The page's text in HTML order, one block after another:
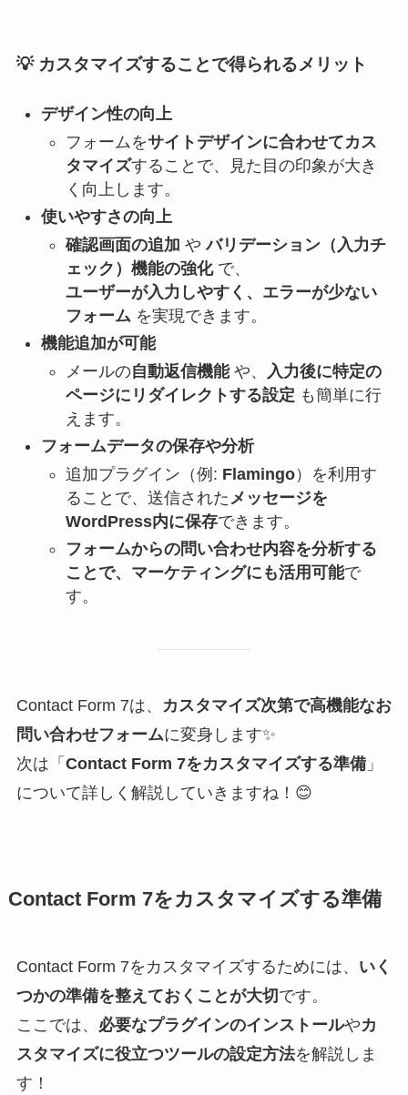
💡 カスタマイズすることで得られるメリット
デザイン性の向上
フォームをサイトデザインに合わせてカス
タマイズすることで、見た目の印象が大き
く向上します。
使いやすさの向上
確認画面の追加 やバリデーション（入力チ
ェック）機能の強化で、
ユーザーが入力しやすく、エラーが少ない
フォーム を実現できます。
機能追加が可能
メールの自動返信機能や、
入力後に特定の
ページにリダイレクトする設定 も簡単に行
えます。
フォームデータの保存や分析
追加プラグイン（例: Flamingo）を利用す
ることで、送信された メッセージを
WordPress内に保存できます。
フォームからの問い合わせ内容を分析する
ことで、マーケティングにも活用可能で
す。
Contact Form 7は、
カスタマイズ次第で高機能なお
問い合わせフォームに変身します✨
次は「 Contact Form 7をカスタマイズする準備」
について詳しく解説していきますね！😊
Contact Form 7をカスタマイズする準備
Contact Form 7をカスタマイズするためには、 いく
つかの準備を整えておくことが大切です。
ここでは、 必要なプラグインのインストールやカ
スタマイズに役立つツールの設定方法を解説しま
す！